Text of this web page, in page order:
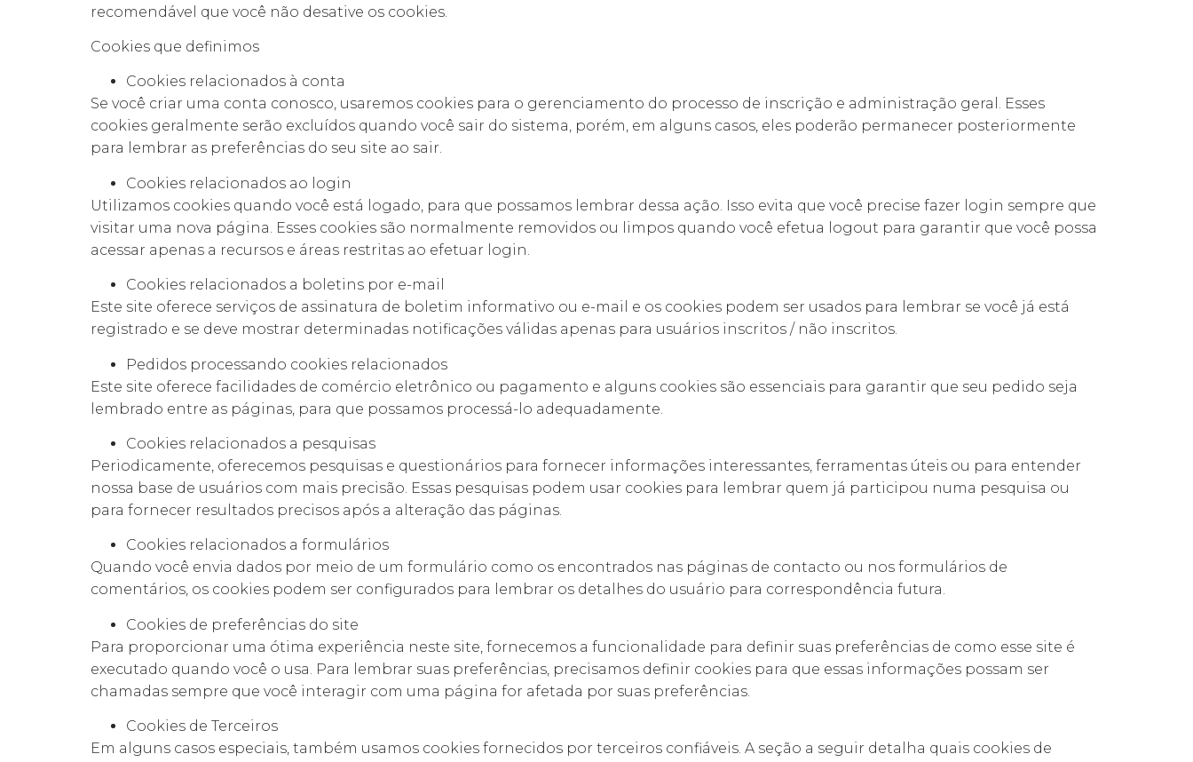
recomendável que você não desative os cookies.
Cookies que definimos
Cookies relacionados à conta
Se você criar uma conta conosco, usaremos cookies para o gerenciamento do processo de inscrição e administração geral. Esses
cookies geralmente serão excluídos quando você sair do sistema, porém, em alguns casos, eles poderão permanecer posteriormente
para lembrar as preferências do seu site ao sair.
Cookies relacionados ao login
Utilizamos cookies quando você está logado, para que possamos lembrar dessa ação. Isso evita que você precise fazer login sempre que
visitar uma nova página. Esses cookies são normalmente removidos ou limpos quando você efetua logout para garantir que você possa
acessar apenas a recursos e áreas restritas ao efetuar login.
Cookies relacionados a boletins por e-mail
Este site oferece serviços de assinatura de boletim informativo ou e-mail e os cookies podem ser usados ​​para lembrar se você já está
registrado e se deve mostrar determinadas notificações válidas apenas para usuários inscritos / não inscritos.
Pedidos processando cookies relacionados
Este site oferece facilidades de comércio eletrônico ou pagamento e alguns cookies são essenciais para garantir que seu pedido seja
lembrado entre as páginas, para que possamos processá-lo adequadamente.
Cookies relacionados a pesquisas
Periodicamente, oferecemos pesquisas e questionários para fornecer informações interessantes, ferramentas úteis ou para entender
nossa base de usuários com mais precisão. Essas pesquisas podem usar cookies para lembrar quem já participou numa pesquisa ou
para fornecer resultados precisos após a alteração das páginas.
Cookies relacionados a formulários
Quando você envia dados por meio de um formulário como os encontrados nas páginas de contacto ou nos formulários de
comentários, os cookies podem ser configurados para lembrar os detalhes do usuário para correspondência futura.
Cookies de preferências do site
Para proporcionar uma ótima experiência neste site, fornecemos a funcionalidade para definir suas preferências de como esse site é
executado quando você o usa. Para lembrar suas preferências, precisamos definir cookies para que essas informações possam ser
chamadas sempre que você interagir com uma página for afetada por suas preferências.
Cookies de Terceiros
Em alguns casos especiais, também usamos cookies fornecidos por terceiros confiáveis. A seção a seguir detalha quais cookies de